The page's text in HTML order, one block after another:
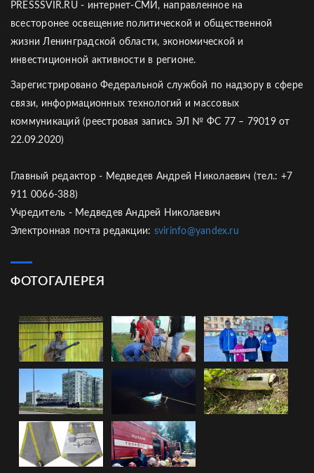
PRESSSVIR.RU - интернет-СМИ, направленное на
всесторонее освещение политической и общественной
жизни Ленинградской области, экономической и
инвестиционной активности в регионе.
Зарегистрировано Федеральной службой по надзору в сфере
связи, информационных технологий и массовых
коммуникаций (реестровая запись ЭЛ № ФС 77 – 79019 от
22.09.2020)
Главный редактор - Медведев Андрей Николаевич (тел.: +7
911 0066-388)
Учредитель - Медведев Андрей Николаевич
Электронная почта редакции: svirinfo@yandex.ru
ФОТОГАЛЕРЕЯ